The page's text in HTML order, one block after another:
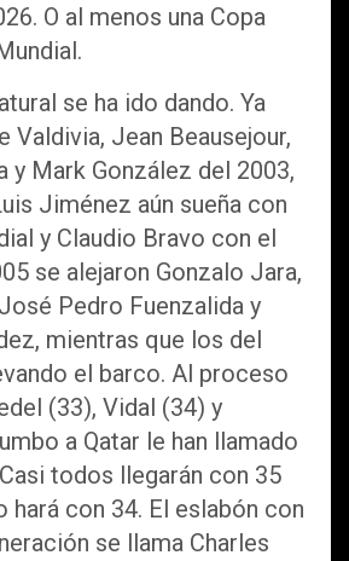
O al menos una Copa
se ha ido dando. Ya
Valdivia, Jean Beausejour,
y Mark González del 2003,
Jiménez aún sueña con
y Claudio Bravo con el
se alejaron Gonzalo Jara,
Pedro Fuenzalida y
mientras que los del
el barco. Al proceso
(33), Vidal (34) y
a Qatar le han llamado
todos llegarán con 35
hará con 34. El eslabón con
se llama Charles